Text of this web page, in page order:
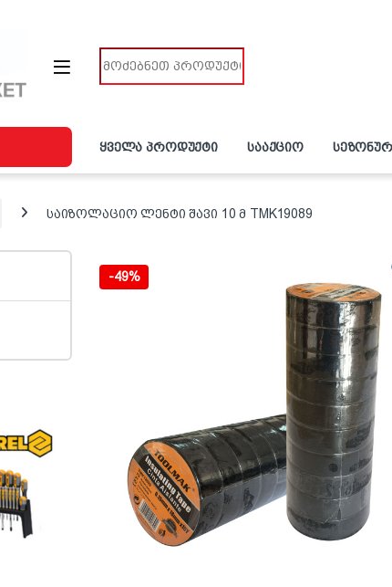
ყველა პროდუქტი სააქციო
საიზოლაციო ლენტი შავი 10 მ TMK19089
-49%